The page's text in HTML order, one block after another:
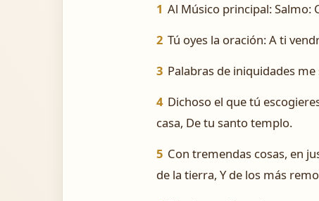
1 Al Músico principal: Salmo:
2 Tú oyes la oración: A ti
3 Palabras de iniquidades
4 Dichoso el que tú
casa, De tu santo templo.
5 Con tremendas cosas, en
de la tierra, Y de los más